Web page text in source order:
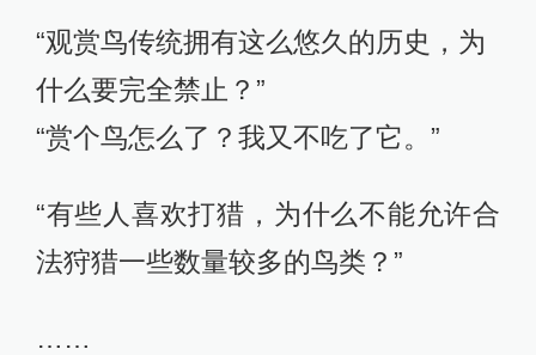
“观赏鸟传统拥有这么悠久的历史，为
什么要完全禁止？”
“赏个鸟怎么了？我又不吃了它。”
“有些人喜欢打猎，为什么不能允许合
法狩猎一些数量较多的鸟类？”
……